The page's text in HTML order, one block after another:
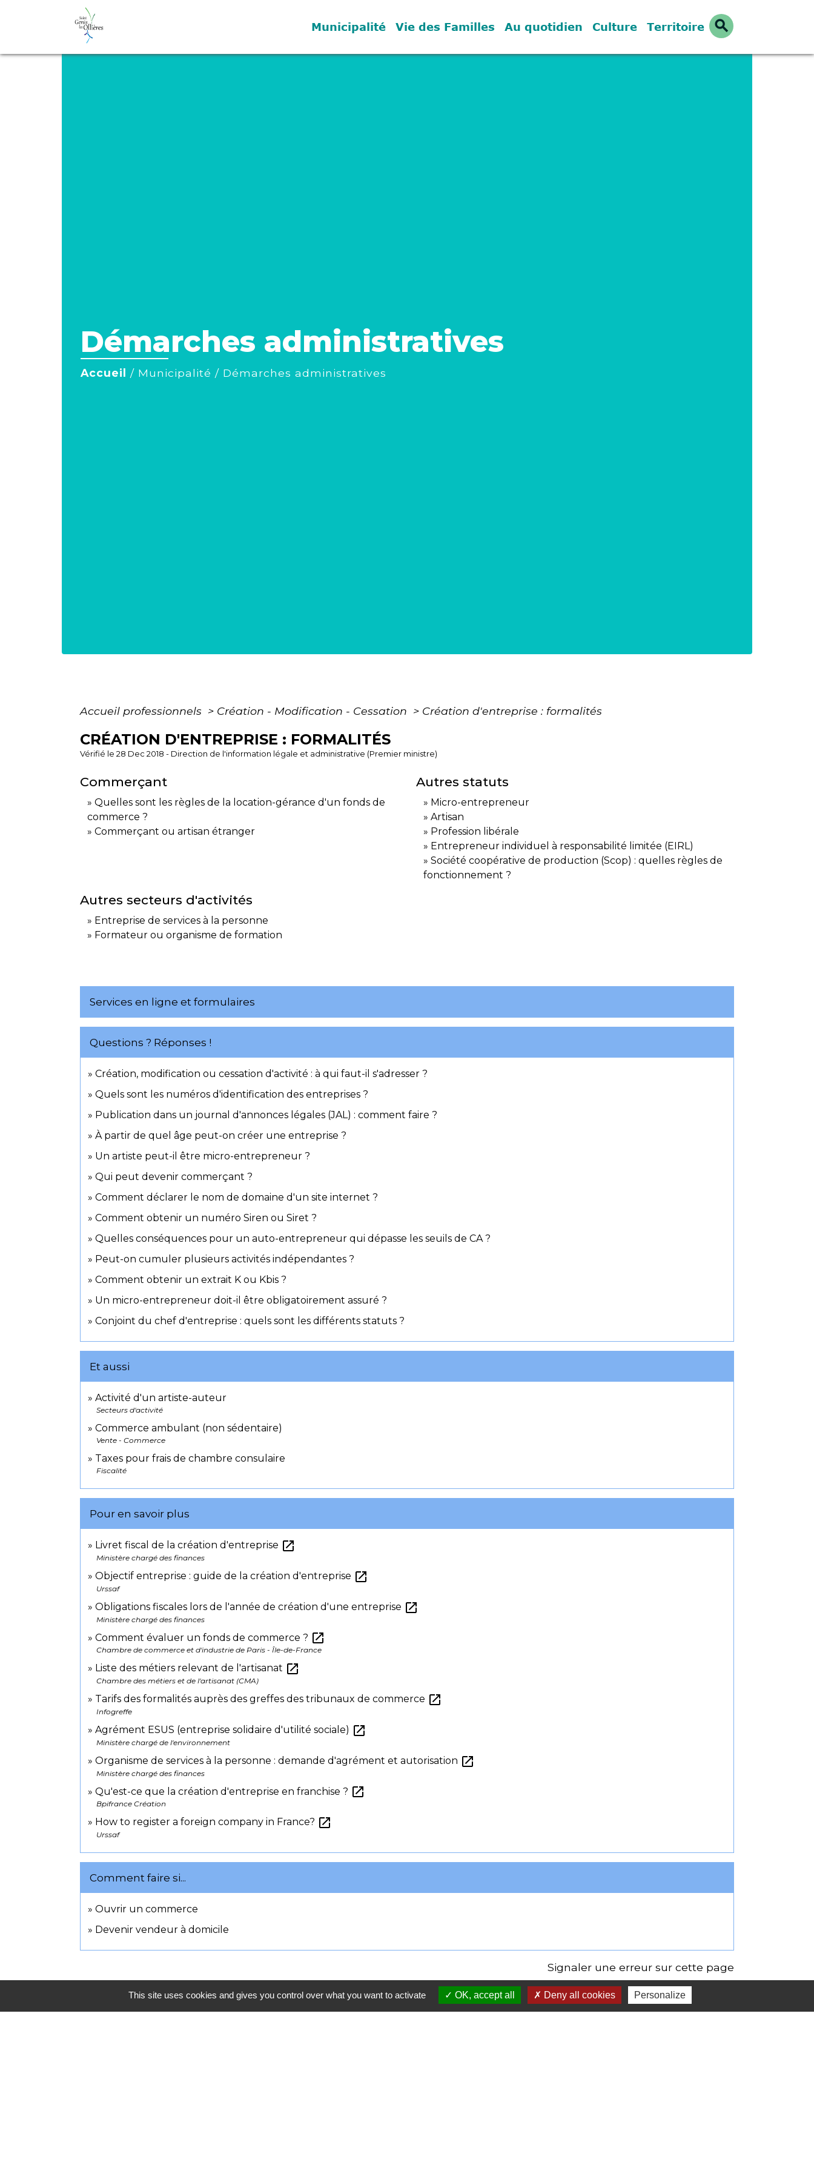
Municipalité Vie des Familles Au quotidien Culture Territoire search
Démarches administratives
Accueil / Municipalité / Démarches administratives
Accueil professionnels > Création - Modification - Cessation > Création d'entreprise : formalités
CRÉATION D'ENTREPRISE : FORMALITÉS
Vérifié le 28 Dec 2018 - Direction de l'information légale et administrative (Premier ministre)
Commerçant
Quelles sont les règles de la location-gérance d'un fonds de
commerce ?
Commerçant ou artisan étranger
Autres statuts
Micro-entrepreneur
Artisan
Profession libérale
Entrepreneur individuel à responsabilité limitée (EIRL)
Société coopérative de production (Scop) : quelles règles de
fonctionnement ?
Autres secteurs d'activités
Entreprise de services à la personne
Formateur ou organisme de formation
Services en ligne et formulaires
Questions ? Réponses !
Création, modification ou cessation d'activité : à qui faut-il s'adresser ?
Quels sont les numéros d'identification des entreprises ?
Publication dans un journal d'annonces légales (JAL) : comment faire ?
À partir de quel âge peut-on créer une entreprise ?
Un artiste peut-il être micro-entrepreneur ?
Qui peut devenir commerçant ?
Comment déclarer le nom de domaine d'un site internet ?
Comment obtenir un numéro Siren ou Siret ?
Quelles conséquences pour un auto-entrepreneur qui dépasse les seuils de CA ?
Peut-on cumuler plusieurs activités indépendantes ?
Comment obtenir un extrait K ou Kbis ?
Un micro-entrepreneur doit-il être obligatoirement assuré ?
Conjoint du chef d'entreprise : quels sont les différents statuts ?
Et aussi
Activité d'un artiste-auteur
Secteurs d'activité
Commerce ambulant (non sédentaire)
Vente - Commerce
Taxes pour frais de chambre consulaire
Fiscalité
Pour en savoir plus
Livret fiscal de la création d'entreprise open_in_new
Ministère chargé des finances
Objectif entreprise : guide de la création d'entreprise open_in_new
Urssaf
Obligations fiscales lors de l'année de création d'une entreprise open_in_new
Ministère chargé des finances
Comment évaluer un fonds de commerce ? open_in_new
Chambre de commerce et d'industrie de Paris - Île-de-France
Liste des métiers relevant de l'artisanat open_in_new
Chambre des métiers et de l'artisanat (CMA)
Tarifs des formalités auprès des greffes des tribunaux de commerce open_in_new
Infogreffe
Agrément ESUS (entreprise solidaire d'utilité sociale) open_in_new
Ministère chargé de l'environnement
Organisme de services à la personne : demande d'agrément et autorisation open_in_new
Ministère chargé des finances
Qu'est-ce que la création d'entreprise en franchise ? open_in_new
Bpifrance Création
How to register a foreign company in France? open_in_new
Urssaf
Comment faire si...
Ouvrir un commerce
Devenir vendeur à domicile
Signaler une erreur sur cette page
This site uses cookies and gives you control over what you want to activate OK, accept all Deny all cookies Personalize